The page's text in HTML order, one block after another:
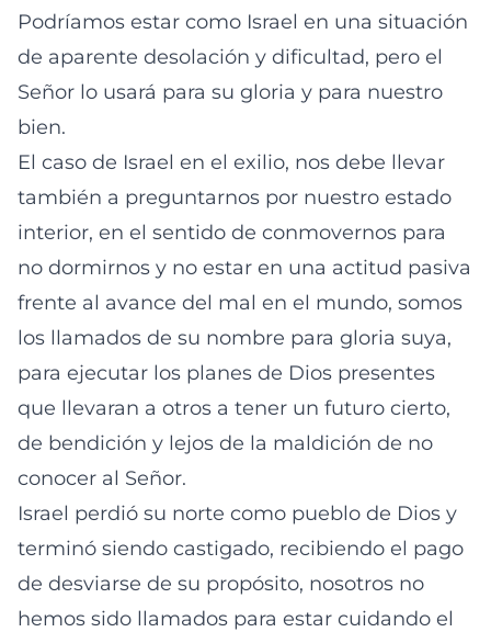
Podríamos estar como Israel en una situación
de aparente desolación y dificultad, pero el
Señor lo usará para su gloria y para nuestro
bien.
El caso de Israel en el exilio, nos debe llevar
también a preguntarnos por nuestro estado
interior, en el sentido de conmovernos para
no dormirnos y no estar en una actitud pasiva
frente al avance del mal en el mundo, somos
los llamados de su nombre para gloria suya,
para ejecutar los planes de Dios presentes
que llevaran a otros a tener un futuro cierto,
de bendición y lejos de la maldición de no
conocer al Señor.
Israel perdió su norte como pueblo de Dios y
terminó siendo castigado, recibiendo el pago
de desviarse de su propósito, nosotros no
hemos sido llamados para estar cuidando el